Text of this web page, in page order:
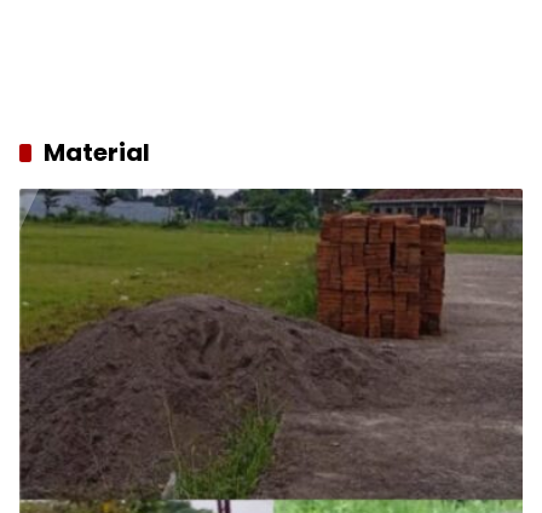
Material